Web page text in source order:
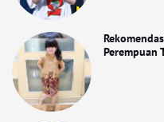
Perempuan